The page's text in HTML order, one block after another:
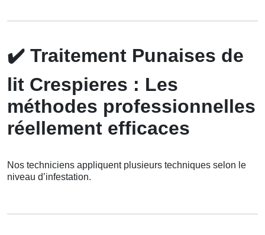
✔️ Traitement Punaises de
lit Crespieres : Les
méthodes professionnelles
réellement efficaces
Nos techniciens appliquent plusieurs techniques selon le
niveau d’infestation.